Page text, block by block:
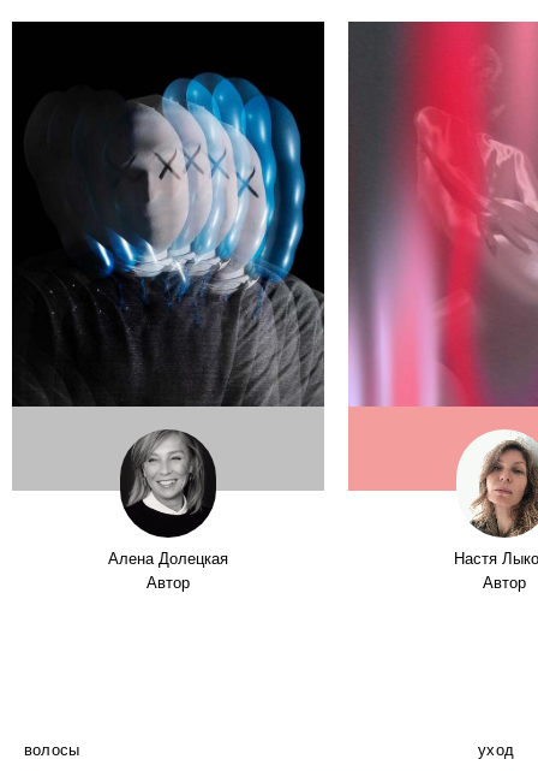
Алена Долецкая
Автор
Настя
Автор
волосы уход